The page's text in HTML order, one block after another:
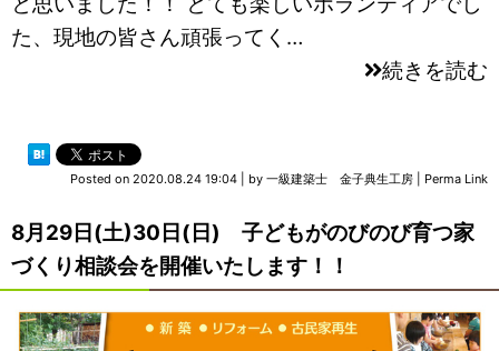
た、現地の皆さん頑張ってく…
続きを読む
Posted on 2020.08.24 19:04 by 一級建築士 金子典生工房 Perma Link
8月29日(土)30日(日) 子どもがのびのび育つ家
づくり相談会を開催いたします！！